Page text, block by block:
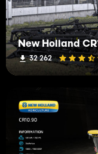
New Holland
32 262